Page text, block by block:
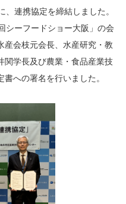
連携協定を締結しました。
シーフードショー大阪」の会
産会枝元会長、水産研究・教
関学長及び農業・食品産業技
への署名を行いました。